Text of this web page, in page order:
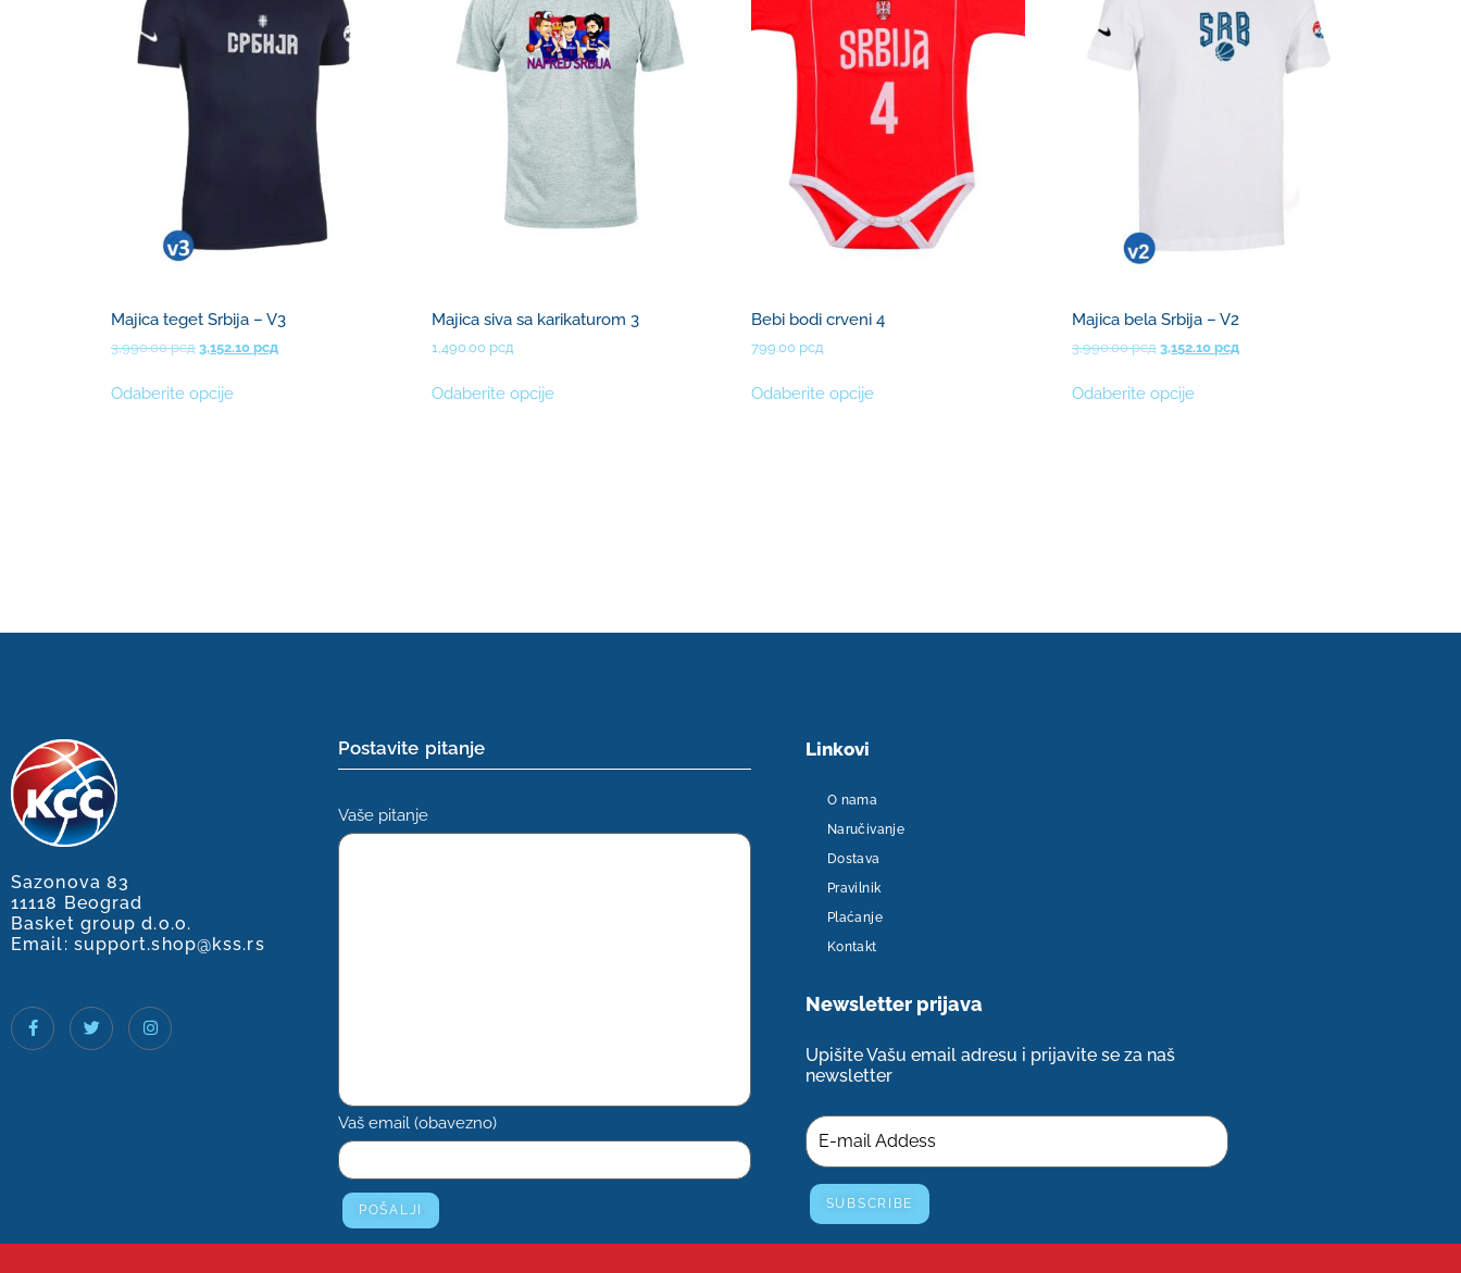
Majica teget Srbija – V3
3,990.00рсд 3,152.10 рсд
Odaberite opcije
Majica siva sa karikaturom 3
1,490.00 рсд
Odaberite opcije
Bebi bodi crveni 4
799.00 рсд
Odaberite opcije
Majica bela Srbija – V2
3,990.00рсд 3,152.10рсд
Odaberite opcije
Sazonova 83
11118 Beograd
Basket group d.o.o.
Email: support.shop@kss.rs
Postavite pitanje
Vaše pitanje
Vaš email (obavezno)
Linkovi
O nama
Naručivanje
Dostava
Pravilnik
Plaćanje
Kontakt
Newsletter​ prijava
Upišite Vašu email adresu i prijavite se za naš
newsletter